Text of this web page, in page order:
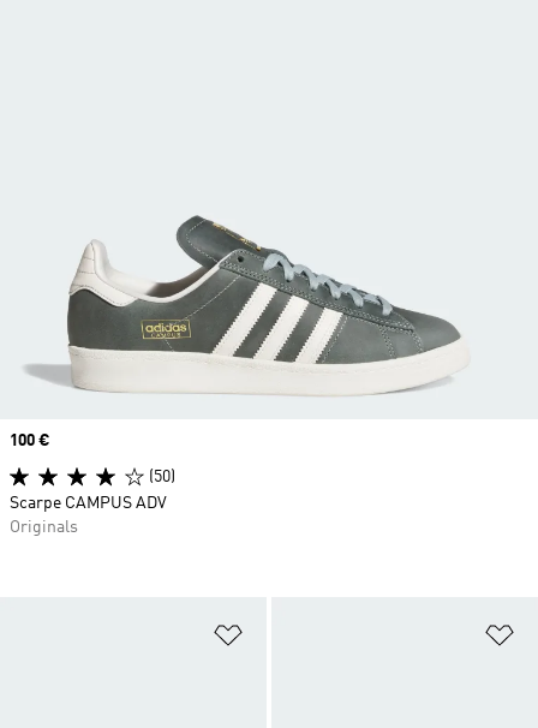
Aggiungi alla lista dei desideri
Price
100 €
(50)
Scarpe CAMPUS ADV
Originals